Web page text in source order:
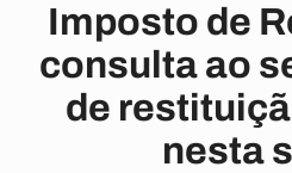
Imposto de
consulta ao
de
nesta